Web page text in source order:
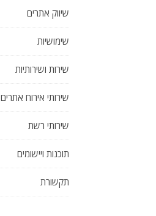
שיווק אתרים
שימושיות
שירות ושירותיות
שירותי אירוח אתרים
שירותי רשת
תוכנות ויישומים
תקשורת